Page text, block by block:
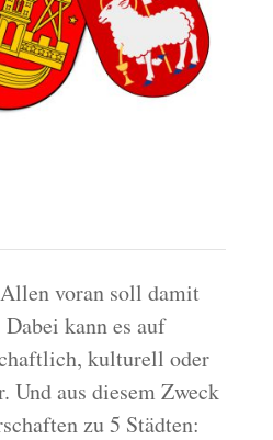
voran soll damit
kann es auf
kulturell oder
Und aus diesem Zweck
zu 5 Städten: